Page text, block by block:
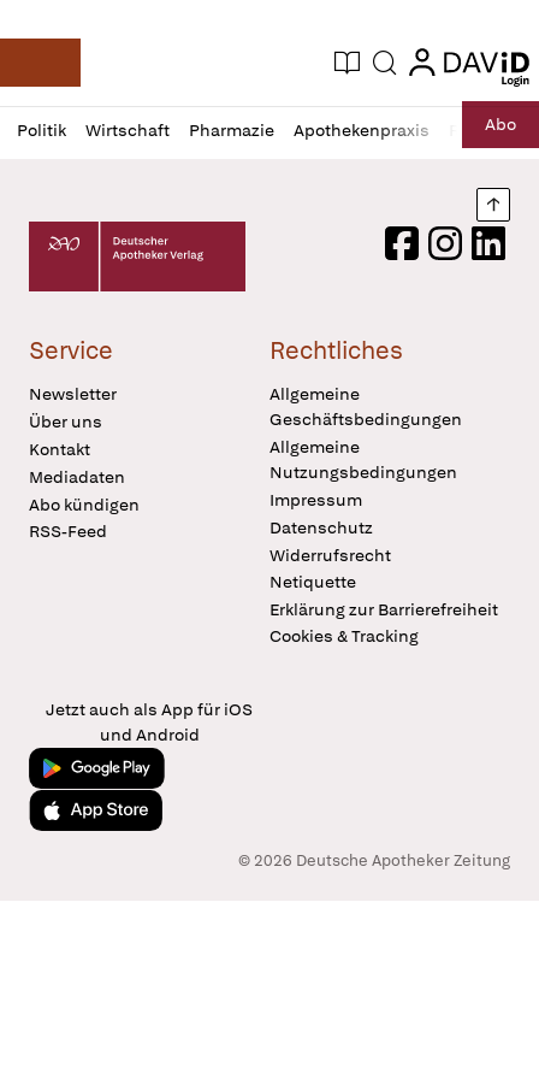
Deutsche Apotheker Zeitung
Aktuelle Ausgabe
Suche login
login
Politik Wirtschaft Pharmazie Apothekenpraxis RechtAbo
Profil
öffnen
Daz
Pur
Deutscher Apotheker Verlag Logo
FacebookInstagram
Service
Newsletter
Über uns
Kontakt
Mediadaten
Abo kündigen
RSS-Feed
Rechtliches
Allgemeine
Geschäftsbedingungen
Allgemeine
Nutzungsbedingungen
Impressum
Datenschutz
Widerrufsrecht
Netiquette
Erklärung zur Barrierefreiheit
Cookies & Tracking
Jetzt auch als App für iOS
und Android
Jetzt bei Google Play
Laden im App Store
© 2026 Deutsche Apotheker Zeitung